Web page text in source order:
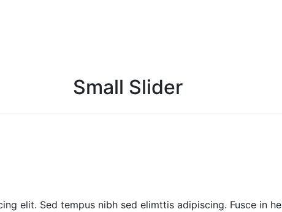
Small Slider
elit. Sed tempus nibh sed elimttis adipiscing. Fusce in